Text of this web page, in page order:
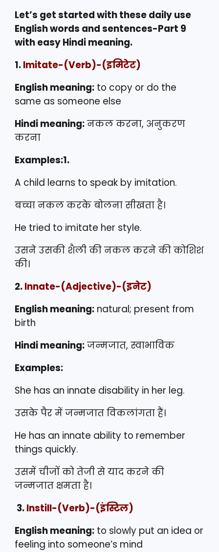
Let’s get started with these daily use
English words and sentences-Part 9
with easy Hindi meaning.
1.Imitate-(Verb)-(इमिटेट)
English meaning: to copy or do the
same as someone else
Hindi meaning:नकल करना, अनुकरण
करना
Examples:1.
A child learns to speak by imitation.
बच्चा नकल करके बोलना सीखता है।
He tried to imitate her style.
उसने उसकी शैली की नकल करने की कोशिश
की।
2.Innate-(Adjective)-(इनेट)
English meaning: natural; present from
birth
Hindi meaning:जन्मजात, स्वाभाविक
Examples:
She has an innate disability in her leg.
उसके पैर में जन्मजात विकलांगता हैं।
He has an innate ability to remember
things quickly.
उसमें चीजों को तेजी से याद करने की
जन्मजात क्षमता है।
3.Instill-(Verb)-(इंस्टिल)
English meaning: to slowly put an idea or
feeling into someone’s mind